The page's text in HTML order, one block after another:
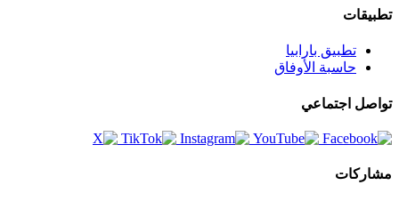
تطبيقات
تطبيق بارابيا
حاسبة الأوفاق
تواصل اجتماعي
مشاركات